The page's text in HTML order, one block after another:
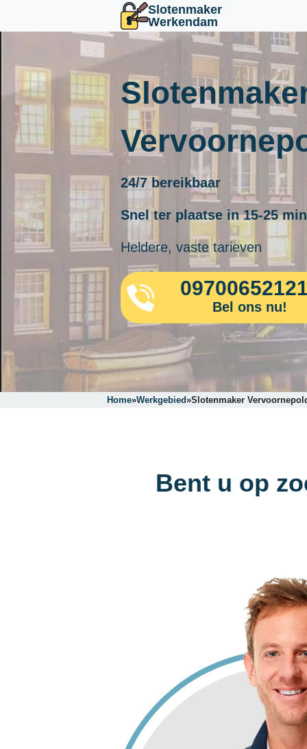
Slotenmaker
Werkendam
24/7 bereikbaar
Snel ter plaatse in 15-25
Heldere, vaste tarieven
Bel ons nu!
Home»Werkgebied»Slotenmaker
Bent u op